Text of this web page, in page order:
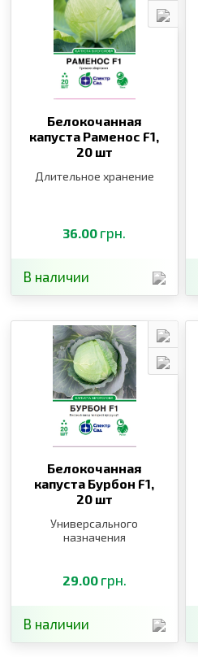
Белокочанная
капуста Раменос F1,
20 шт
Длительное хранение
36.00 грн.
В наличии
Белокочанная
капуста Бурбон F1,
20 шт
Универсального
назначения
29.00 грн.
В наличии